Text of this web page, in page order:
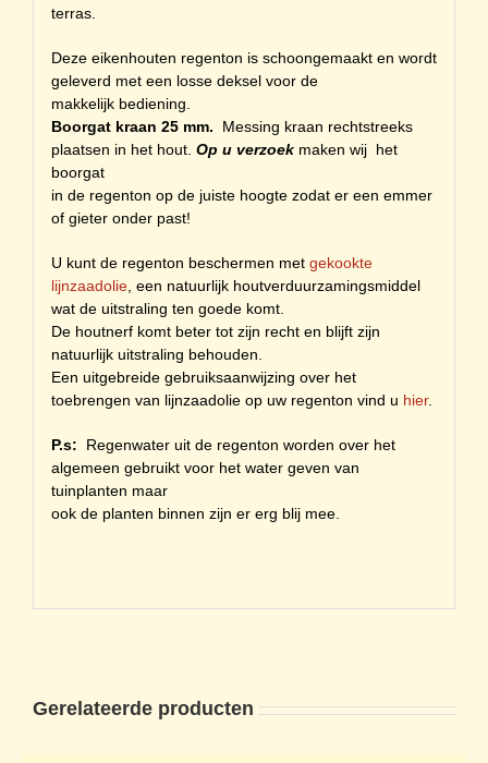
terras.
Deze eikenhouten regenton is schoongemaakt en wordt
geleverd met een losse deksel voor de
makkelijk bediening.
Boorgat kraan 25 mm. Messing kraan rechtstreeks
plaatsen in het hout. Op u verzoekmaken wij het
boorgat
in de regenton op de juiste hoogte zodat er een emmer
of gieter onder past!
U kunt de regenton beschermen met gekookte
lijnzaadolie, een natuurlijk houtverduurzamingsmiddel
wat de uitstraling ten goede komt.
De houtnerf komt beter tot zijn recht en blijft zijn
natuurlijk uitstraling behouden.
Een uitgebreide gebruiksaanwijzing over het
toebrengen van lijnzaadolie op uw regenton vind u hier.
P.s: Regenwater uit de regenton worden over het
algemeen gebruikt voor het water geven van
tuinplanten maar
ook de planten binnen zijn er erg blij mee.
Gerelateerde producten